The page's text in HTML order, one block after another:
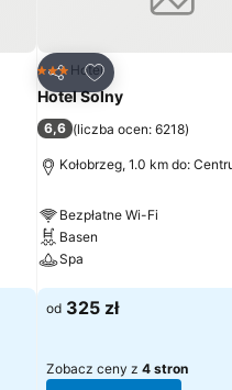
Udostępnij
Dodaj do
3 Kategoria
Hotel
Hotel Solny
6,6 (liczba ocen: 6218)
Kołobrzeg, 1.0 km do:
Bezpłatne Wi-Fi
Basen
Spa
Wyświetl ceny
od 325 zł
Zobacz ceny z 4 stron